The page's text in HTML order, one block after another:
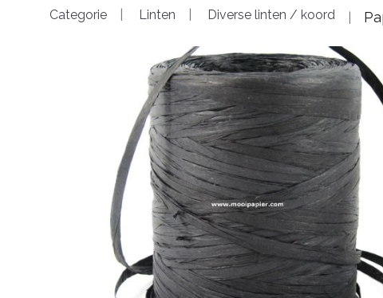
Categorie Linten Diverse linten / koord